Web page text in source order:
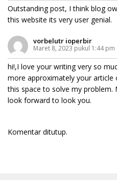
Outstanding post, I think blog
this website its very user genial.
vorbelutr ioperbir
Maret 8, 2023 pukul 1:44 pm
hi!,I love your writing very so
more approximately your article
this space to solve my problem.
look forward to look you.
Komentar ditutup.